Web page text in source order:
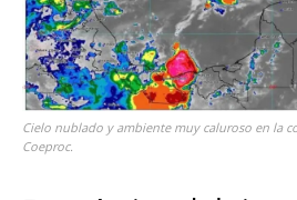
Cielo nublado y ambiente muy caluroso en la
Coeproc.